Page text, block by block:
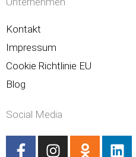
Kontakt
Impressum
Cookie Richtlinie EU
Blog
Social Media
F
I
O
L